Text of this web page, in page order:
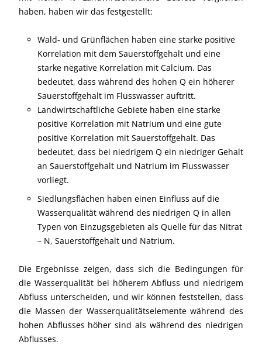
haben, haben wir das festgestellt:
Wald- und Grünflächen haben eine starke positive
Korrelation mit dem Sauerstoffgehalt und eine
starke negative Korrelation mit Calcium. Das
bedeutet, dass während des hohen Q ein höherer
Sauerstoffgehalt im Flusswasser auftritt.
Landwirtschaftliche Gebiete haben eine starke
positive Korrelation mit Natrium und eine gute
positive Korrelation mit Sauerstoffgehalt. Das
bedeutet, dass bei niedrigem Q ein niedriger Gehalt
an Sauerstoffgehalt und Natrium im Flusswasser
vorliegt.
Siedlungsflächen haben einen Einfluss auf die
Wasserqualität während des niedrigen Q in allen
Typen von Einzugsgebieten als Quelle für das Nitrat
– N, Sauerstoffgehalt und Natrium.
Die Ergebnisse zeigen, dass sich die Bedingungen für
die Wasserqualität bei höherem Abfluss und niedrigem
Abfluss unterscheiden, und wir können feststellen, dass
die Massen der Wasserqualitätselemente während des
hohen Abflusses höher sind als während des niedrigen
Abflusses.